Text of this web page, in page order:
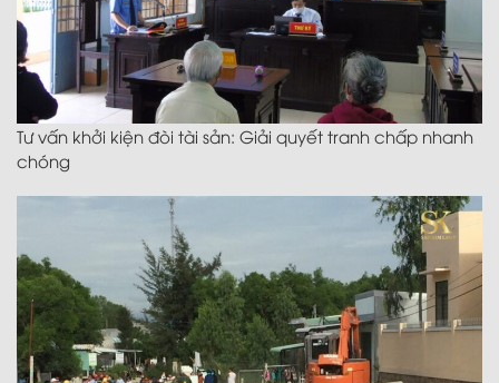
Tư vấn khởi kiện đòi tài sản: Giải quyết tranh chấp nhanh
chóng